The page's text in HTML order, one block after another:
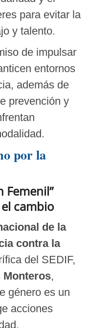
para evitar la
y talento.
de impulsar
entornos
además de
prevención y
por la
Femenil”
cambio
de la
contra la
del SEDIF,
Monteros,
género es un
acciones